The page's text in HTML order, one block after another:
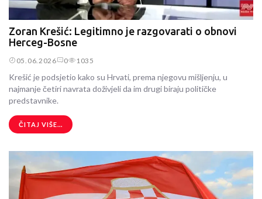
Zoran Krešić: Legitimno je razgovarati o obnovi
Herceg-Bosne
05.06.2026 0 1035
Krešić je podsjetio kako su Hrvati, prema njegovu mišljenju, u
najmanje četiri navrata doživjeli da im drugi biraju političke
predstavnike.
ČITAJ VIŠE...